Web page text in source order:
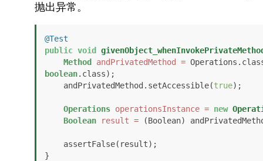
抛出异常。
@Test
public void
Method
andPrivatedMethod =
boolean.class);
    andPrivatedMethod.setAccessible(
true);
Operations operationsInstance = new
Boolean
result = (Boolean)
}